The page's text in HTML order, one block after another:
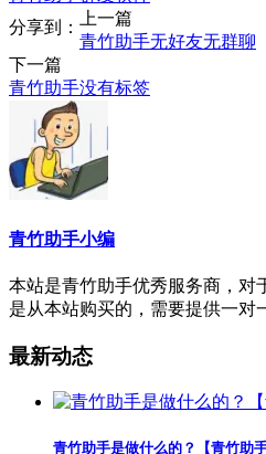
分享到：
上一篇
青竹助手无好友无群聊
下一篇
青竹助手没有标签
青竹助手小编
本站是青竹助手优秀服务商，对
是从本站购买的，需要提供一对
最新动态
青竹助手是做什么的？【青竹助